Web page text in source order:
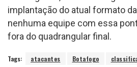
implantação do atual formato
nenhuma equipe com essa
fora do quadrangular final.
Tags: atacantes Botafogo